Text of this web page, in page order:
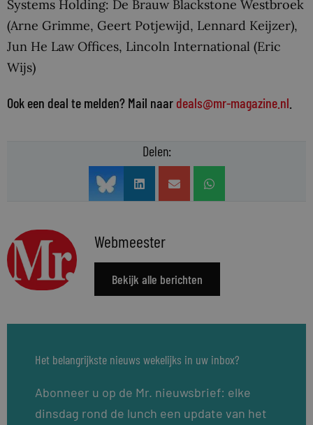
Systems Holding: De Brauw Blackstone Westbroek
(Arne Grimme, Geert Potjewijd, Lennard Keijzer),
Jun He Law Offices, Lincoln International (Eric
Wijs)
Ook een deal te melden? Mail naar deals@mr-magazine.nl
Delen:
Webmeester
Bekijk alle berichten
Het belangrijkste nieuws wekelijks in uw inbox?
Abonneer u op de Mr. nieuwsbrief: elke
dinsdag rond de lunch een update van het